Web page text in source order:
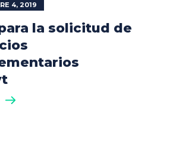
4, 2019
la solicitud de